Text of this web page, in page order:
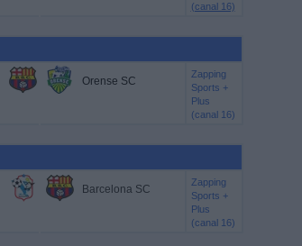
(canal 16)
Orense SC
Zapping
Sports +
Plus
(canal 16)
Barcelona SC
Zapping
Sports +
Plus
(canal 16)